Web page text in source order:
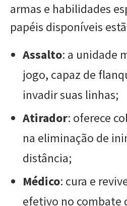
armas e habilidades
papéis disponíveis
Assalto: a unidade
jogo, capaz de
invadir suas linhas;
Atirador: oferece
na eliminação de
distância;
Médico: cura e
efetivo no combate